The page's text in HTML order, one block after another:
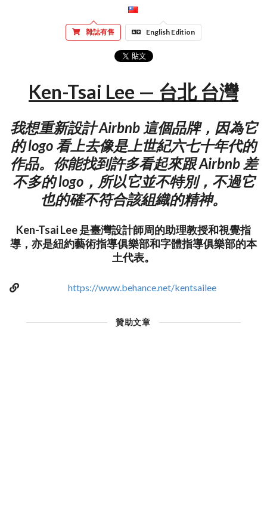
雜誌有售 English Edition
Ken-Tsai Lee — 台北 台灣
我想重新設計 Airbnb 這個品牌，因為它
的 logo 看上去像是上世紀六七十年代的
作品。你能找到許多看起來跟 Airbnb 差
不多的 logo，所以它並不特別，不過它
也的確不符合該組織的精神。
Ken-Tsai Lee 是臺灣設計師周的助理教授和視覺指
導，亦是紐約藝術指導俱樂部和字體指導俱樂部的本
土代表。
https://www.behance.net/kentsailee
贊助文章